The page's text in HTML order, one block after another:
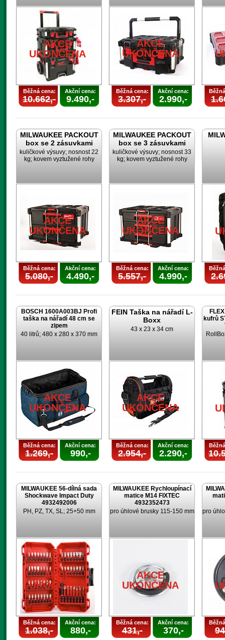
AKCE
UKONČENA
Běžná cena:
10.662,-
Akční cena:
9.490,-
AKCE
UKONČENA
Běžná cena:
3.307,-
Akční cena:
2.990,-
MILWAUKEE PACKOUT
box se 2 zásuvkami
kuličkové výsuvy; nosnost 22
kg; kovem vyztužené rohy
AKCE
UKONČENA
Běžná cena:
5.080,-
Akční cena:
4.490,-
MILWAUKEE PACKOUT
box se 3 zásuvkami
kuličkové výsuvy; nosnost 33
kg; kovem vyztužené rohy
AKCE
UKONČENA
Běžná cena:
5.557,-
Akční cena:
4.990,-
BOSCH 1600A003BJ Profi
taška na nářadí 48 cm se
zipem
40 litrů; 480 x 280 x 370 mm
AKCE
UKONČENA
Běžná cena:
1.269,-
Akční cena:
990,-
FEIN Taška na nářadí L-
Boxx
43 x 23 x 34 cm
AKCE
UKONČENA
Běžná cena:
2.954,-
Akční cena:
2.290,-
kufrů
MILWAUKEE 56-dílná sada
Shockwave Impact Duty
4932492006
PH, PZ, TX, SL; 25+50 mm
AKCE
UKONČENA
Běžná cena:
1.038,-
Akční cena:
880,-
MILWAUKEE Rychloupínací
matice M14 FIXTEC
4932352473
pro úhlové brusky 115-150 mm
AKCE
UKONČENA
Běžná cena:
431,-
Akční cena:
370,-
pro